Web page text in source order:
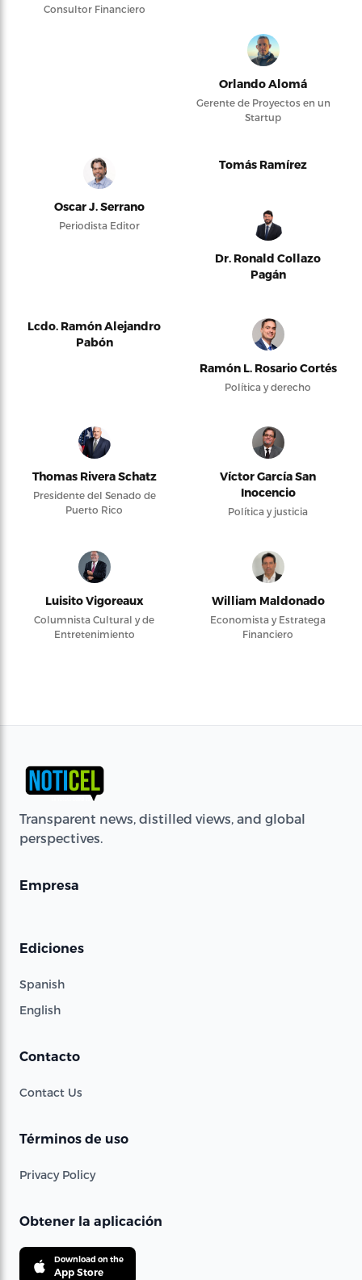
Consultor Financiero
Orlando Alomá
Gerente de Proyectos en un
Startup
Oscar J. Serrano
Periodista Editor
Tomás Ramírez
Dr. Ronald Collazo
Pagán
Lcdo. Ramón Alejandro
Pabón
Ramón L. Rosario Cortés
Política y derecho
Thomas Rivera Schatz
Presidente del Senado de
Puerto Rico
Víctor García San
Inocencio
Política y justicia
Luisito Vigoreaux
Columnista Cultural y de
Entretenimiento
William Maldonado
Economista y Estratega
Financiero
Transparent news, distilled views, and global
perspectives.
Empresa
Ediciones
Spanish
English
Contacto
Contact Us
Términos de uso
Privacy Policy
Obtener la aplicación
Download on the
App Store